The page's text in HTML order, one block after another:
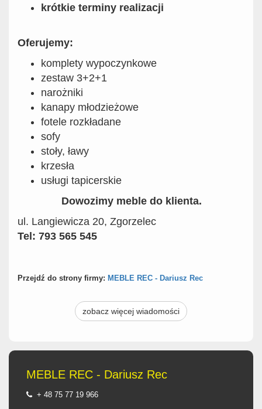
krótkie terminy realizacji
Oferujemy:
komplety wypoczynkowe
zestaw 3+2+1
narożniki
kanapy młodzieżowe
fotele rozkładane
sofy
stoły, ławy
krzesła
usługi tapicerskie
Dowozimy meble do klienta.
ul. Langiewicza 20, Zgorzelec
Tel: 793 565 545
Przejdź do strony firmy: MEBLE REC - Dariusz Rec
zobacz więcej wiadomości
MEBLE REC - Dariusz Rec
+ 48 75 77 19 966